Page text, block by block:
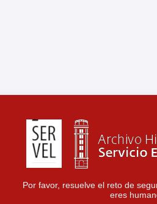
Por favor, resuelve el reto de
eres